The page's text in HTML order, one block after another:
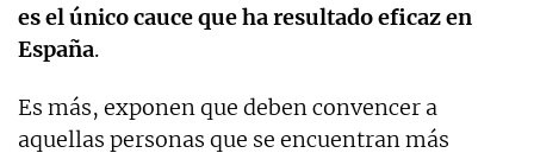
es el único cauce que ha resultado eficaz en
España.
Es más, exponen que deben convencer a
aquellas personas que se encuentran más